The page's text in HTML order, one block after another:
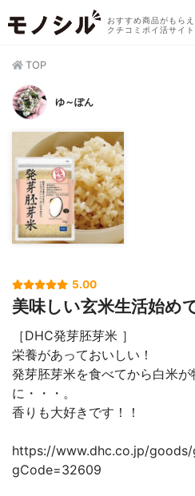
おすすめ商品がもらえ
クチコミポイ活サイト
TOP
ゆ～ぽん
5.00
美味しい玄米生活始め
［DHC発芽胚芽米 ］
栄養があっておいしい！
発芽胚芽米を食べてから白米が
に・・・。
香りも大好きです！！
https://www.dhc.co.jp/
gCode=32609